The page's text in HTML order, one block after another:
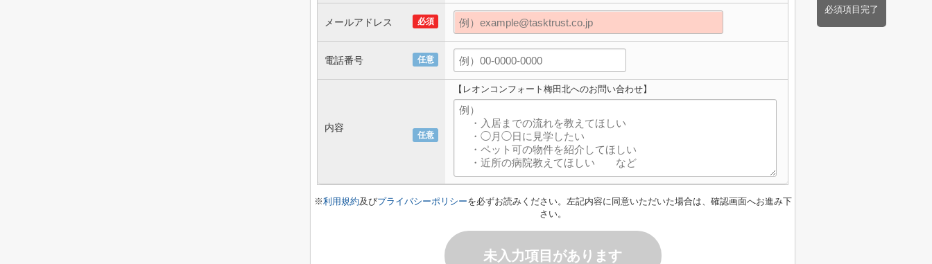
必須項目完了
必須
メールアドレス
任意
電話番号
任意
内容
【レオンコンフォート梅田北へのお問い合わせ】
※利用規約及びプライバシーポリシーを必ずお読みください。左記内容に同意いただいた場合は、確認画面へお進み下
さい。
未入力項目があります